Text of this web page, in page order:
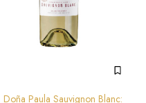
Doña Paula Sauvignon Blanc: